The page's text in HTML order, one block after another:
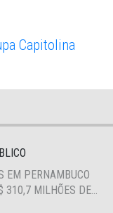
EM PERNAMBUCO
310,7 MILHÕES DE